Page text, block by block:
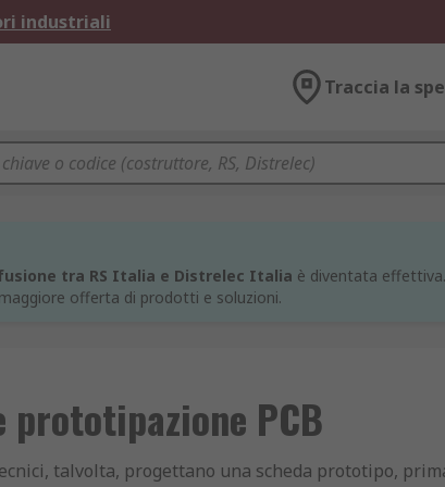
industriali
Traccia la
tra RS Italia e Distrelec Italia è diventata
offerta di prodotti e soluzioni.
prototipazione PCB
talvolta, progettano una scheda prototipo,